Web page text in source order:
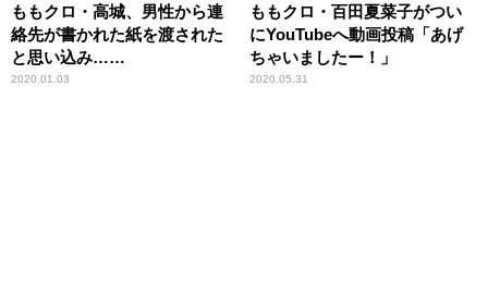
ももクロ・高城、男性から連
絡先が書かれた紙を渡された
と思い込み……
2020.01.03
ももクロ・百田夏菜子がつい
にYouTubeへ動画投稿「あげ
ちゃいましたー！」
2020.05.31